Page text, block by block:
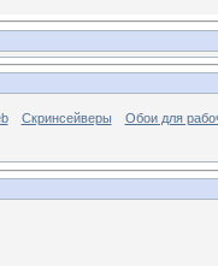
Скринсейверы Обои для